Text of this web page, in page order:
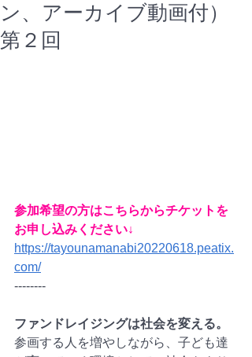
ン、アーカイブ動画付）
第２回
参加希望の方はこちらからチケットを
お申し込みください↓
https://tayounamanabi20220618.peatix.
com/
--------
ファンドレイジングは社会を変える。
参画する人を増やしながら、子ども達